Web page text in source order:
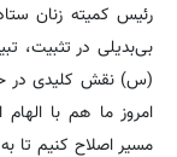
رئیس کمیته زنان
بی‌بدیلی در تثبیت،
(س) نقش کلیدی در
امروز ما هم با
مسیر اصلاح کنیم تا